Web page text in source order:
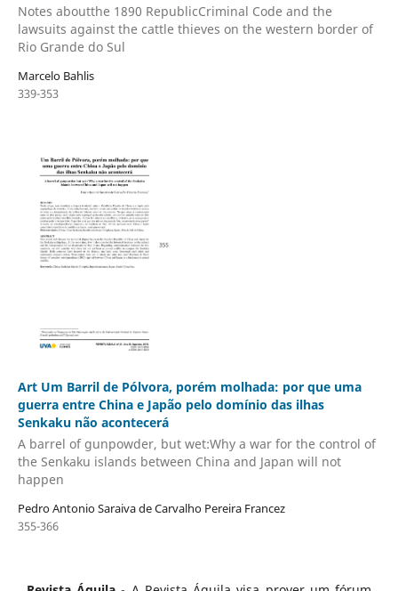
Notes aboutthe 1890 RepublicCriminal Code and the
lawsuits against the cattle thieves on the western border of
Rio Grande do Sul
Marcelo Bahlis
339-353
Art Um Barril de Pólvora, porém molhada: por que uma
guerra entre China e Japão pelo domínio das ilhas
Senkaku não acontecerá
A barrel of gunpowder, but wet:Why a war for the control of
the Senkaku islands between China and Japan will not
happen
Pedro Antonio Saraiva de Carvalho Pereira Francez
355-366